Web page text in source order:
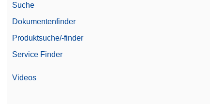
Suche
Dokumentenfinder
Produktsuche/-finder
Service Finder
Videos